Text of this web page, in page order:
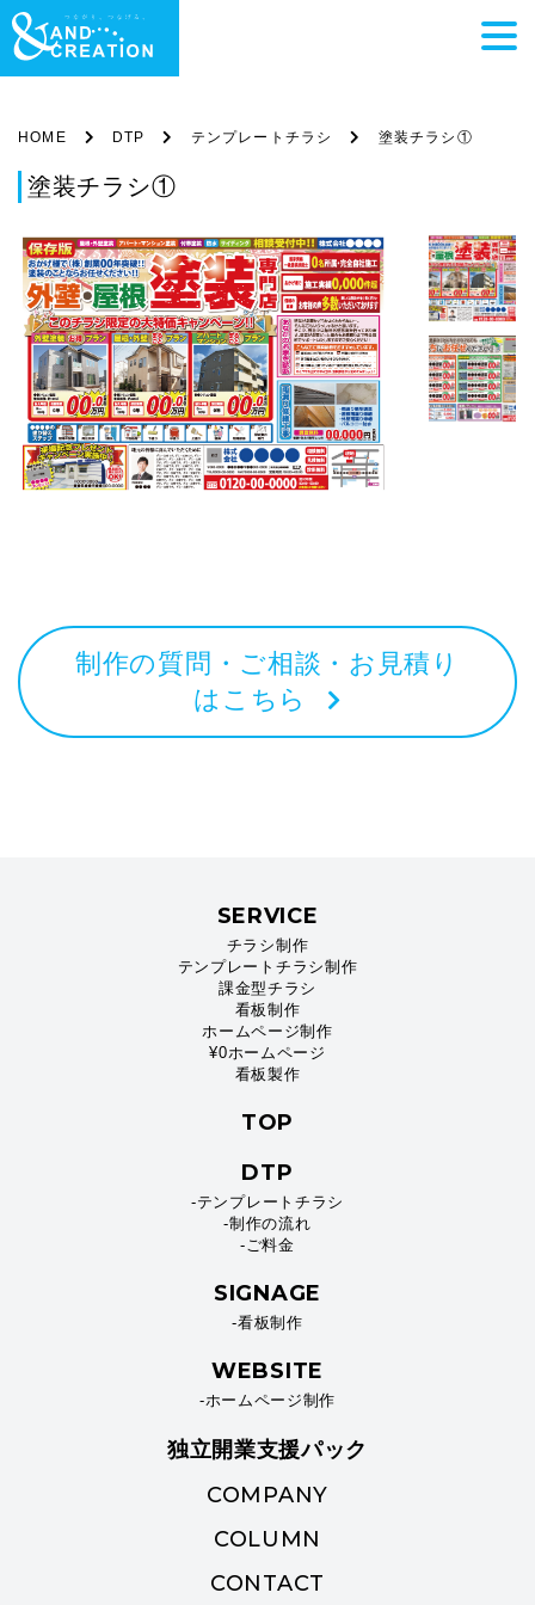
HOME DTP テンプレートチラシ 塗装チラシ①
塗装チラシ①
制作の質問・ご相談・お見積り
はこちら
SERVICE
チラシ制作
テンプレートチラシ制作
課金型チラシ
看板制作
ホームページ制作
¥0ホームページ
看板製作
TOP
DTP
-テンプレートチラシ
-制作の流れ
-ご料金
SIGNAGE
-看板制作
WEBSITE
-ホームページ制作
独立開業支援パック
COMPANY
COLUMN
CONTACT